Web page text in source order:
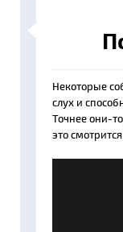
Некоторые
слух и
Точнее они-
это